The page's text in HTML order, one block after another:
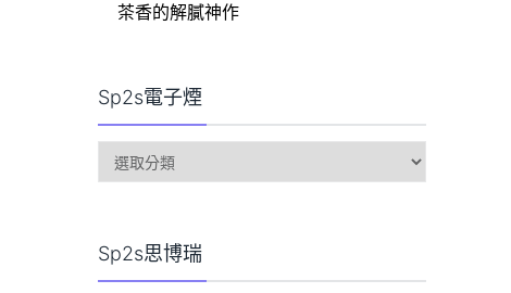
茶香的解膩神作
Sp2s電子煙
sp2s
子
Sp2s思博瑞